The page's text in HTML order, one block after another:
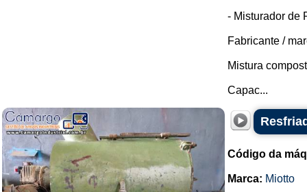
- Misturador de
Fabricante /
Mistura
Capac...
Código da
Marca: Miotto